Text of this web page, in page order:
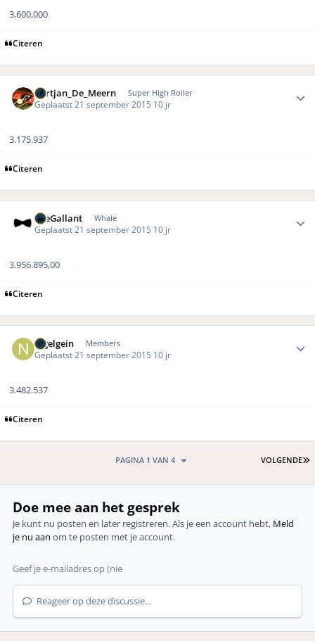
3,600,000
Citeren
Gertjan_De_Meern Super High Roller
Geplaatst 21 september 2015 10 jr
3.175.937
Citeren
TheGallant Whale
Geplaatst 21 september 2015 10 jr
3.956.895,00
Citeren
nigelgein Members
Geplaatst 21 september 2015 10 jr
3.482.537
Citeren
VOLGENDE
PAGINA 1 VAN 4
Doe mee aan het gesprek
Je kunt nu posten en later registreren. Als je een account hebt, Meld
je nu aan om te posten met je account.
Reageer op deze discussie...